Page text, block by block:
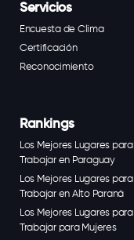
Servicios
Encuesta de Clima
Certificación
Reconocimiento
Rankings
Los Mejores Lugares para
Trabajar en Paraguay
Los Mejores Lugares para
Trabajar en Alto Paraná
Los Mejores Lugares para
Trabajar para Mujeres